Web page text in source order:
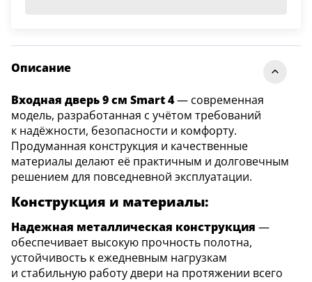
Описание
Входная дверь 9 см Smart 4— современная
модель, разработанная с учётом требований
к надёжности, безопасности и комфорту.
Продуманная конструкция и качественные
материалы делают её практичным и долговечным
решением для повседневной эксплуатации.
Конструкция и материалы:
Надежная металлическая конструкция —
обеспечивает высокую прочность полотна,
устойчивость к ежедневным нагрузкам
и стабильную работу двери на протяжении всего